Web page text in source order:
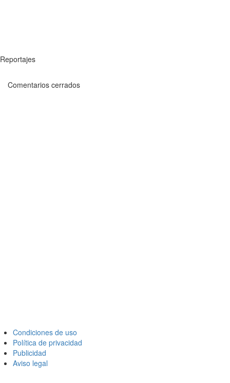
Reportajes
Comentarios cerrados
Condiciones de uso
Política de privacidad
Publicidad
Aviso legal